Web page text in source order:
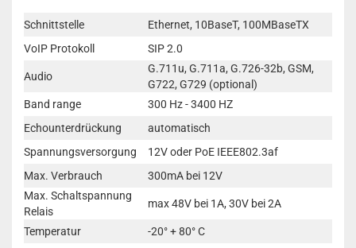
Schnittstelle
Ethernet, 10BaseT, 100MBaseTX
VoIP Protokoll
SIP 2.0
Audio
G.711u, G.711a, G.726-32b, GSM,
G722, G729 (optional)
Band range
300 Hz - 3400 HZ
Echounterdrückung
automatisch
Spannungsversorgung
12V oder PoE IEEE802.3af
Max. Verbrauch
300mA bei 12V
Max. Schaltspannung
Relais
max 48V bei 1A, 30V bei 2A
Temperatur
-20° + 80° C